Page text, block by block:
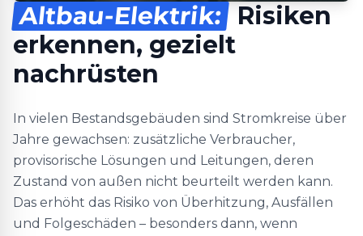
Altbau-Elektrik: Risiken
erkennen, gezielt
nachrüsten
In vielen Bestandsgebäuden sind Stromkreise über
Jahre gewachsen: zusätzliche Verbraucher,
provisorische Lösungen und Leitungen, deren
Zustand von außen nicht beurteilt werden kann.
Das erhöht das Risiko von Überhitzung, Ausfällen
und Folgeschäden – besonders dann, wenn